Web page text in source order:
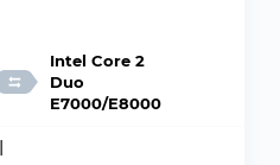
Intel Core 2
Duo
E7000/E8000